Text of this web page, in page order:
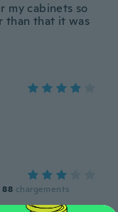
my cabinets so
than that it was
88 chargements